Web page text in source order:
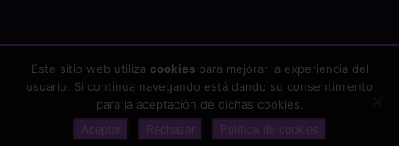
Copyright 2026 - TYC GIS Soluciones Integrales SL | Todos los
derechos reservados |
Este sitio web utiliza cookiespara mejorar la experiencia del
usuario. Si continúa navegando está dando su consentimiento
para la aceptación de dichas cookies.
Aceptar Rechazar Política de cookies